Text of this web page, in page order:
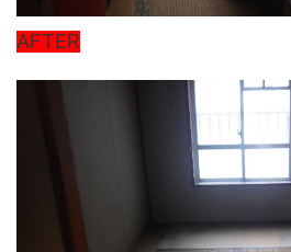
AFTER